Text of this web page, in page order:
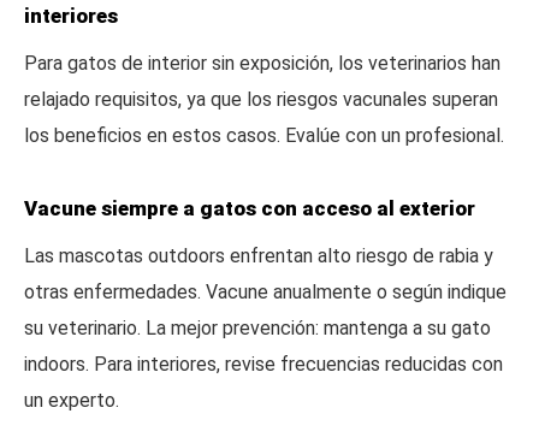
interiores
Para gatos de interior sin exposición, los veterinarios han
relajado requisitos, ya que los riesgos vacunales superan
los beneficios en estos casos. Evalúe con un profesional.
Vacune siempre a gatos con acceso al exterior
Las mascotas outdoors enfrentan alto riesgo de rabia y
otras enfermedades. Vacune anualmente o según indique
su veterinario. La mejor prevención: mantenga a su gato
indoors. Para interiores, revise frecuencias reducidas con
un experto.